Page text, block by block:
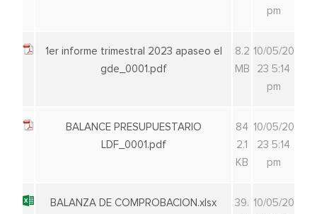
pm
1er informe trimestral 2023 apaseo el
gde_0001.pdf
8.2
MB
10/05/20
23 5:14
pm
BALANCE PRESUPUESTARIO
LDF_0001.pdf
84
2.1
KB
10/05/20
23 5:14
pm
BALANZA DE COMPROBACION.xlsx
39. 10/05/20